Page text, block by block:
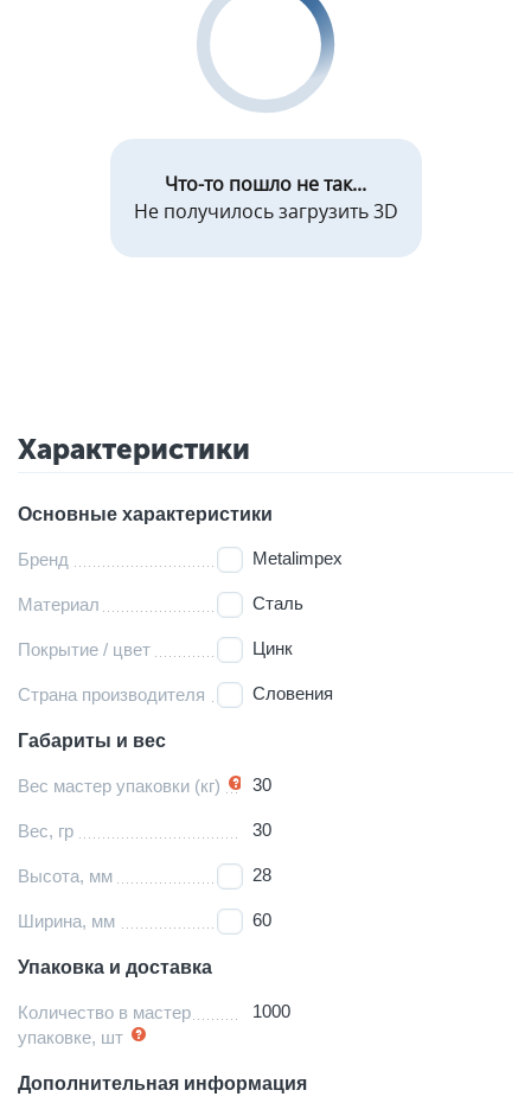
Что-то пошло не так...
Не получилось загрузить 3D
Характеристики
Основные характеристики
Бренд Metalimpex
Материал Сталь
Покрытие / цвет Цинк
Страна производителя Словения
Габариты и вес
Вес мастер упаковки (кг) 30
Вес, гр 30
Высота, мм 28
Ширина, мм 60
Упаковка и доставка
Количество в мастер
упаковке, шт
1000
Дополнительная информация